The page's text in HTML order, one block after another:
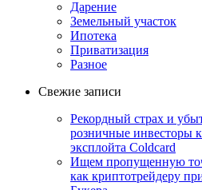
Дарение
Земельный участок
Ипотека
Приватизация
Разное
Свежие записи
Рекордный страх и
розничные инвесторы
эксплойта Coldcard
Ищем пропущенную
как криптотрейдеру